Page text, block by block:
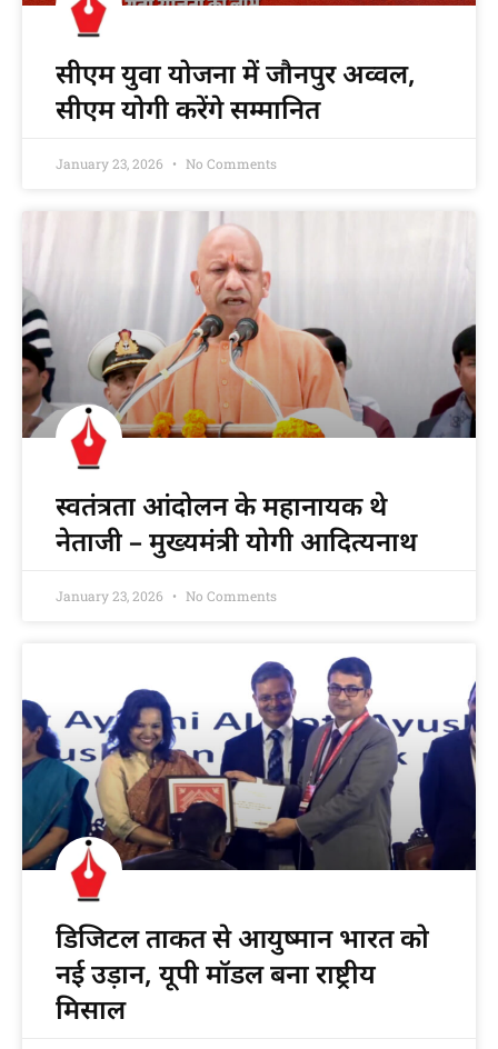
सीएम युवा योजना में जौनपुर अव्वल,
सीएम योगी करेंगे सम्मानित
January 23, 2026 No Comments
स्वतंत्रता आंदोलन के महानायक थे
नेताजी – मुख्यमंत्री योगी आदित्यनाथ
January 23, 2026 No Comments
डिजिटल ताकत से आयुष्मान भारत को
नई उड़ान, यूपी मॉडल बना राष्ट्रीय
मिसाल